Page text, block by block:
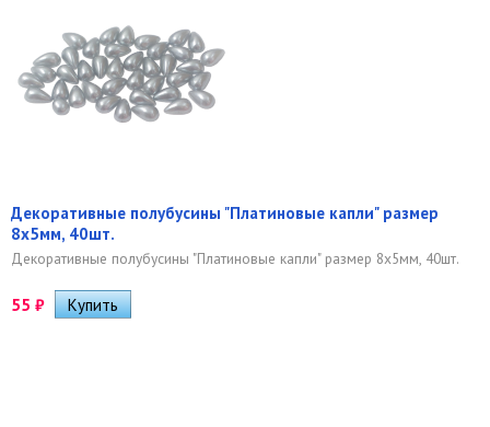
Декоративные полубусины "Платиновые капли" размер
8х5мм, 40шт.
Декоративные полубусины "Платиновые капли" размер 8х5мм, 40шт.
55 ₽